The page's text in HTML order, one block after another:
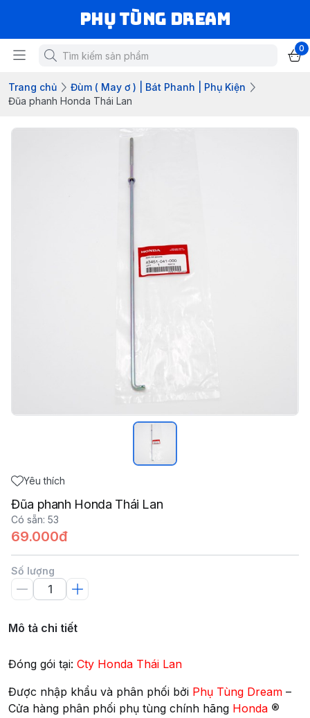
Phụ Tùng Dream
0
Trang chủ
Đùm ( May ơ ) | Bát Phanh | Phụ Kiện
Đũa phanh Honda Thái Lan
Yêu thích
Đũa phanh Honda Thái Lan
Có sẵn: 53
69.000đ
Số lượng
Mô tả chi tiết
Đóng gói tại: Cty Honda Thái Lan
Được nhập khẩu và phân phối bởi Phụ Tùng Dream –
Cửa hàng phân phối phụ tùng chính hãng Honda ®